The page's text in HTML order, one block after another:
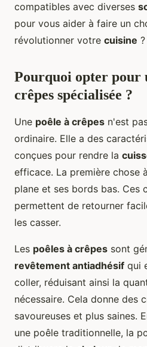
compatibles avec diverses
pour vous aider à faire un
révolutionner votre cuisine ?
Pourquoi opter pour
crêpes spécialisée ?
Une poêle à crêpes n'est
ordinaire. Elle a des
conçues pour rendre la
efficace. La première chose
plane et ses bords bas. Ces
permettent de retourner
les casser.
Les poêles à crêpes sont
revêtement antiadhésif qui
coller, réduisant ainsi la
nécessaire. Cela donne des
savoureuses et plus saines.
une poêle traditionnelle, la